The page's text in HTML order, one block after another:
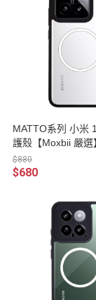
MATTO系列 小米
護殼【Moxbii 嚴選
$880
$680